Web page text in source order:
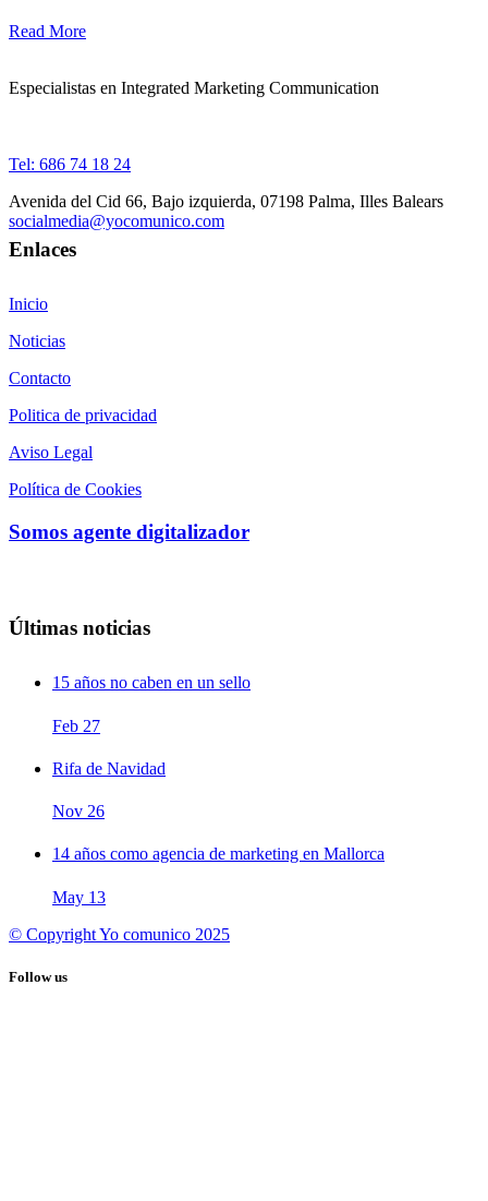
Read More
Especialistas en Integrated Marketing Communication
Tel: 686 74 18 24
Avenida del Cid 66, Bajo izquierda, 07198 Palma, Illes Balears
socialmedia@yocomunico.com
Enlaces
Inicio
Noticias
Contacto
Politica de privacidad
Aviso Legal
Política de Cookies
Somos agente digitalizador
Últimas noticias
15 años no caben en un sello
Feb 27
Rifa de Navidad
Nov 26
14 años como agencia de marketing en Mallorca
May 13
© Copyright Yo comunico 2025
Follow us